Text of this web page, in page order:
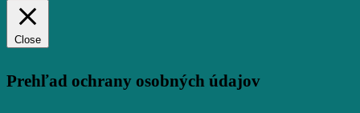
Close
Prehľad ochrany osobných údajov